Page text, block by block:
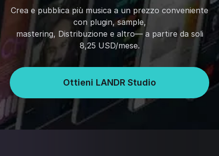
Crea e pubblica più musica a un prezzo conveniente
con plugin, sample,
mastering, Distribuzione e altro— a partire da soli
8,25 USD/mese.
Ottieni LANDR Studio